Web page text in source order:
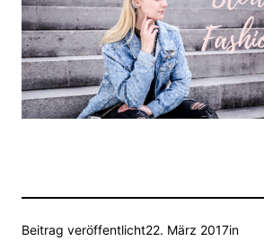
Beitrag veröffentlicht22. März 2017in